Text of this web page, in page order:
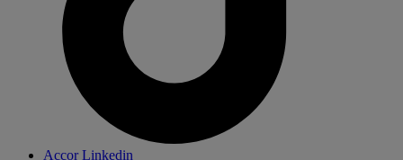
Accor Linkedin